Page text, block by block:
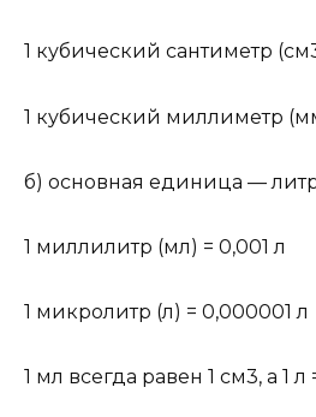
1 кубический сантиметр
1 кубический миллиметр
б) основная единица —
1 миллилитр (мл) = 0,001 л
1 микролитр (л) = 0,000001 л
1 мл всегда равен 1 см3, а 1 л